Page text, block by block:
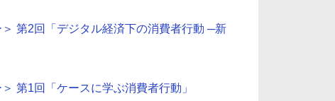
第2回「デジタル経済下の消費者行動 ─新
第1回「ケースに学ぶ消費者行動」